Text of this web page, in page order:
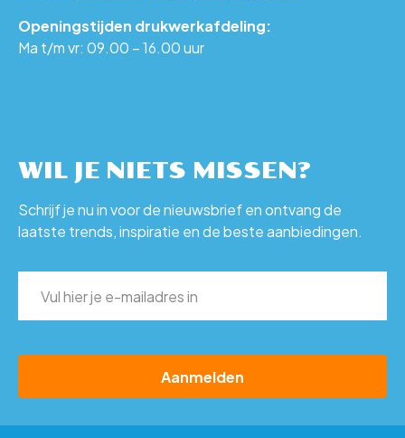
Openingstijden drukwerkafdeling:
Ma t/m vr: 09.00 – 16.00 uur
WIL JE NIETS MISSEN?
Schrijf je nu in voor de nieuwsbrief en ontvang de
laatste trends, inspiratie en de beste aanbiedingen.
E-
mailadres
(Vereist)